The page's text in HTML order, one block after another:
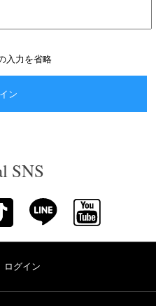
入力を省略
ン
SNS
ログイン